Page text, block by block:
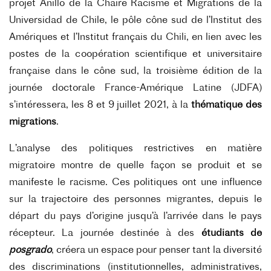
projet Anillo de la Chaire Racisme et Migrations de la
Universidad de Chile, le pôle cône sud de l’Institut des
Amériques et l’Institut français du Chili, en lien avec les
postes de la coopération scientifique et universitaire
française dans le cône sud, la troisième édition de la
journée doctorale France-Amérique Latine (JDFA)
s’intéressera, les 8 et 9 juillet 2021, à lathématique des
migrations.
L’analyse des politiques restrictives en matière
migratoire montre de quelle façon se produit et se
manifeste le racisme. Ces politiques ont une influence
sur la trajectoire des personnes migrantes, depuis le
départ du pays d’origine jusqu’à l’arrivée dans le pays
récepteur. La journée destinée à des étudiants de
posgrado, créera un espace pour penser tant la diversité
des discriminations (institutionnelles, administratives,